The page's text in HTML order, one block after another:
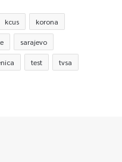
kcus korona
sarajevo
test tvsa